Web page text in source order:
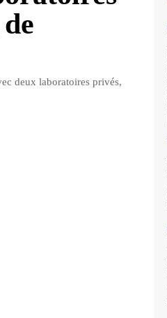
deux laboratoires privés,